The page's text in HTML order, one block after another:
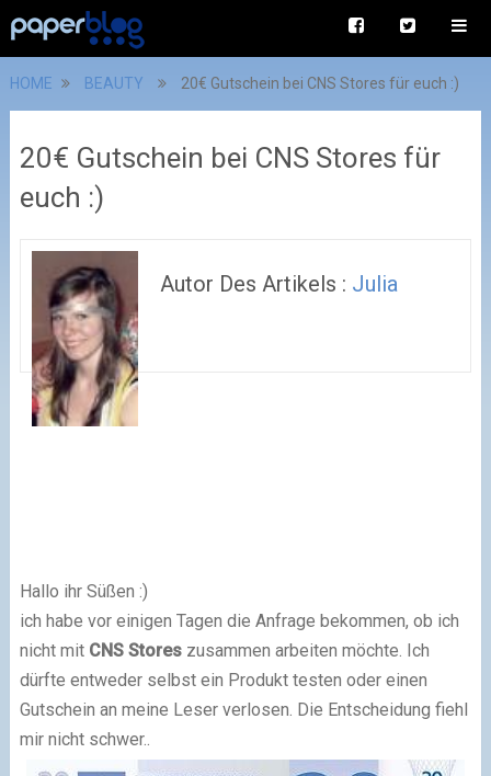
HOME BEAUTY 20€ Gutschein bei CNS Stores für euch :)
20€ Gutschein bei CNS Stores für
euch :)
Autor Des Artikels : Julia
Hallo ihr Süßen :)
ich habe vor einigen Tagen die Anfrage bekommen, ob ich
nicht mit CNS Storeszusammen arbeiten möchte. Ich
dürfte entweder selbst ein Produkt testen oder einen
Gutschein an meine Leser verlosen. Die Entscheidung fiehl
mir nicht schwer..